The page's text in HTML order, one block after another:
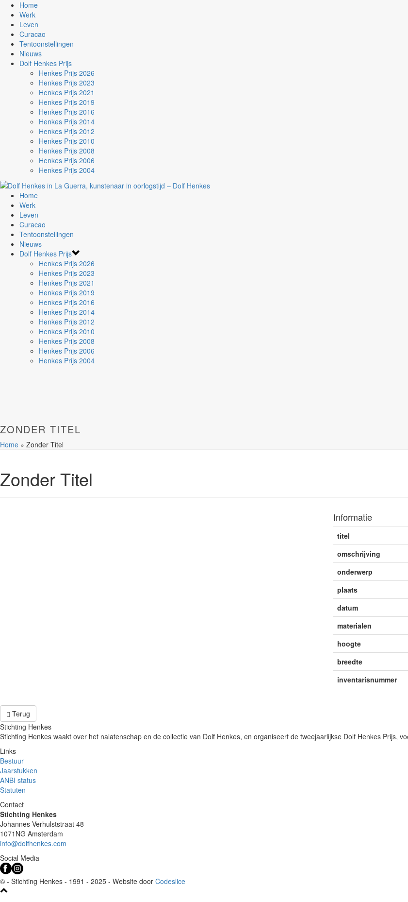
Home
Werk
Leven
Curacao
Tentoonstellingen
Nieuws
Dolf Henkes Prijs
Henkes Prijs 2026
Henkes Prijs 2023
Henkes Prijs 2021
Henkes Prijs 2019
Henkes Prijs 2016
Henkes Prijs 2014
Henkes Prijs 2012
Henkes Prijs 2010
Henkes Prijs 2008
Henkes Prijs 2006
Henkes Prijs 2004
Home
Werk
Leven
Curacao
Tentoonstellingen
Nieuws
Dolf Henkes Prijs
Henkes Prijs 2026
Henkes Prijs 2023
Henkes Prijs 2021
Henkes Prijs 2019
Henkes Prijs 2016
Henkes Prijs 2014
Henkes Prijs 2012
Henkes Prijs 2010
Henkes Prijs 2008
Henkes Prijs 2006
Henkes Prijs 2004
ZONDER TITEL
Home » Zonder Titel
Zonder Titel
Informatie
titel
omschrijving
onderwerp
plaats
datum
materialen
hoogte
breedte
inventarisnummer
Terug
Stichting Henkes
Stichting Henkes waakt over het nalatenschap en de collectie van Dolf Henkes, en organiseert de tweejaarlijkse Dolf Henkes Prijs,
Links
Bestuur
Jaarstukken
ANBI status
Statuten
Contact
Stichting Henkes
Johannes Verhulststraat 48
1071NG Amsterdam
info@dolfhenkes.com
Social Media
© - Stichting Henkes - 1991 - 2025 - Website door Codeslice